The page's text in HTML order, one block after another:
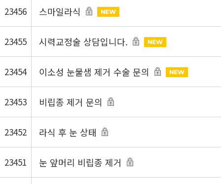
23456 스마일라식
23455 시력교정술 상담입니다.
23454 이소성 눈물샘 제거 수술 문의
23453 비립종 제거 문의
23452 라식 후 눈 상태
23451 눈 앞머리 비립종 제거